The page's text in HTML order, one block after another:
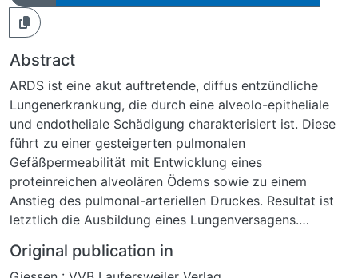
Abstract
ARDS ist eine akut auftretende, diffus entzündliche
Lungenerkrankung, die durch eine alveolo-epitheliale
und endotheliale Schädigung charakterisiert ist. Diese
führt zu einer gesteigerten pulmonalen
Gefäßpermeabilität mit Entwicklung eines
proteinreichen alveolären Ödems sowie zu einem
Anstieg des pulmonal-arteriellen Druckes. Resultat ist
letztlich die Ausbildung eines Lungenversagens.
parenteralen Ernährung kritisch kranker Patienten.
Original publication in